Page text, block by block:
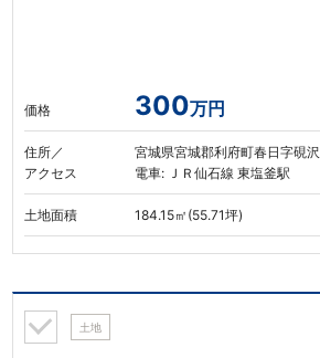
価格 300万円
住所／
アクセス
宮城県宮城郡利府町春日字硯沢
電車: ＪＲ仙石線 東塩釜駅
土地面積 184.15㎡(55.71坪)
土地